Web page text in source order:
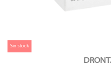
Sin stock